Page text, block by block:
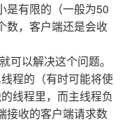
是有限的（一般为50
数，客户端还是会收
就可以解决这个问题。
程的（有时可能将使
线程里，而主线程负
接收的客户端请求数